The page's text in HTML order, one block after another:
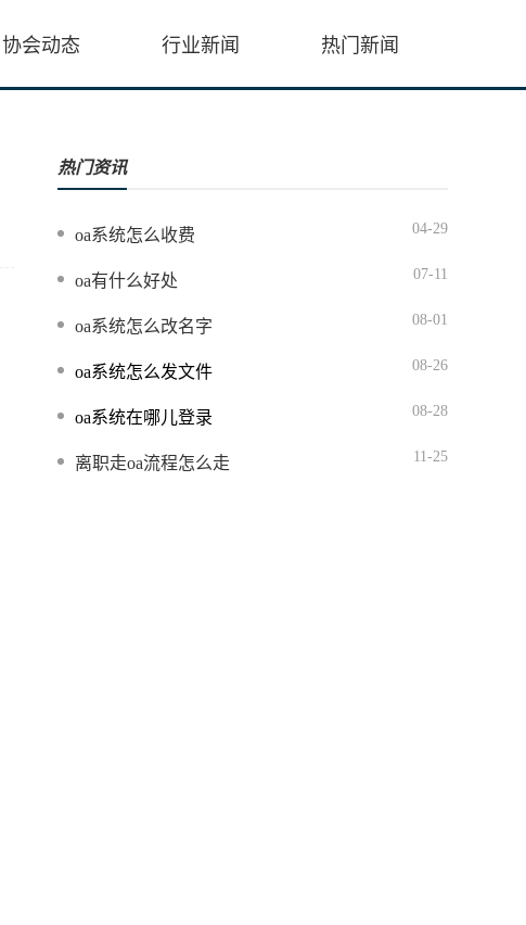
协会动态 行业新闻 热门新闻
热门资讯
oa系统怎么收费 04-29
oa有什么好处 07-11
oa系统怎么改名字 08-01
oa系统怎么发文件 08-26
oa系统在哪儿登录 08-28
离职走oa流程怎么走 11-25